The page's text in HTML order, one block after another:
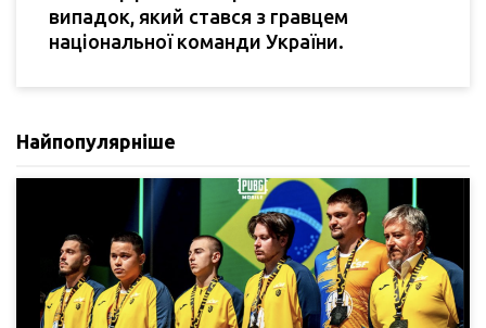
випадок, який стався з гравцем
національної команди України.
Найпопулярніше